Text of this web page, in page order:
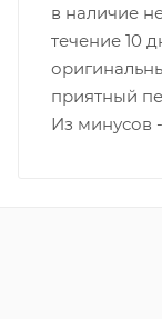
в наличие
течение 10
приятный
Из минусов